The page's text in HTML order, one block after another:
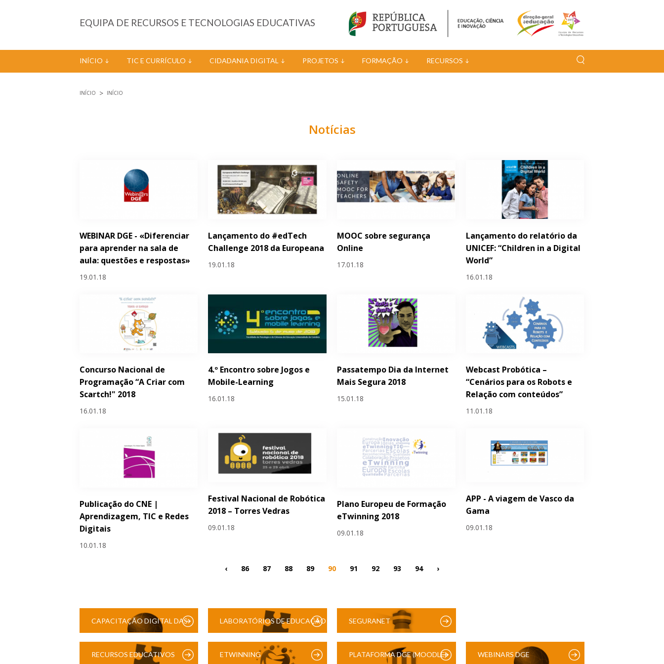
EQUIPA DE RECURSOS E TECNOLOGIAS EDUCATIVAS
INÍCIO TIC E CURRÍCULO CIDADANIA DIGITAL PROJETOS FORMAÇÃO RECURSOS
INÍCIO INÍCIO
Notícias
WEBINAR DGE - «Diferenciar
para aprender na sala de
aula: questões e respostas»
19.01.18
Lançamento do #edTech
Challenge 2018 da Europeana
19.01.18
MOOC sobre segurança
Online
17.01.18
Lançamento do relatório da
UNICEF: “Children in a Digital
World”
16.01.18
Concurso Nacional de
Programação “A Criar com
Scartch!" 2018
16.01.18
4.º Encontro sobre Jogos e
Mobile-Learning
16.01.18
Passatempo Dia da Internet
Mais Segura 2018
15.01.18
Webcast Probótica –
“Cenários para os Robots e
Relação com conteúdos”
11.01.18
Publicação do CNE |
Aprendizagem, TIC e Redes
Digitais
10.01.18
Festival Nacional de Robótica
2018 – Torres Vedras
09.01.18
Plano Europeu de Formação
eTwinning 2018
09.01.18
APP - A viagem de Vasco da
Gama
09.01.18
Páginas
‹ 86 87 88 89 90 91 92 93 94 ›
CAPACITAÇÃO DIGITAL DAS LABORATÓRIOS DE EDUCAÇÃO SEGURANET
RECURSOS EDUCATIVOS ETWINNING PLATAFORMA DGE (MOODLE) WEBINARS DGE